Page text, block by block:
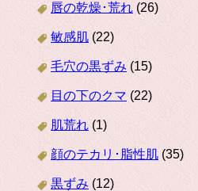
唇の乾燥･荒れ (26)
敏感肌 (22)
毛穴の黒ずみ (15)
目の下のクマ (22)
肌荒れ (1)
顔のテカリ･脂性肌 (35)
黒ずみ (12)